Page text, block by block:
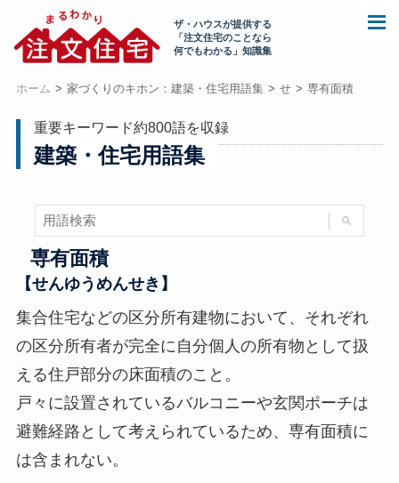
ザ・ハウスが提供する
「注文住宅のことなら
何でもわかる」知識集
ホーム 家づくりのキホン：建築・住宅用語集 せ 専有面積
重要キーワード約800語を収録
建築・住宅用語集
専有面積
【せんゆうめんせき】
集合住宅などの区分所有建物において、それぞれ
の区分所有者が完全に自分個人の所有物として扱
える住戸部分の床面積のこと。
戸々に設置されているバルコニーや玄関ポーチは
避難経路として考えられているため、専有面積に
は含まれない。